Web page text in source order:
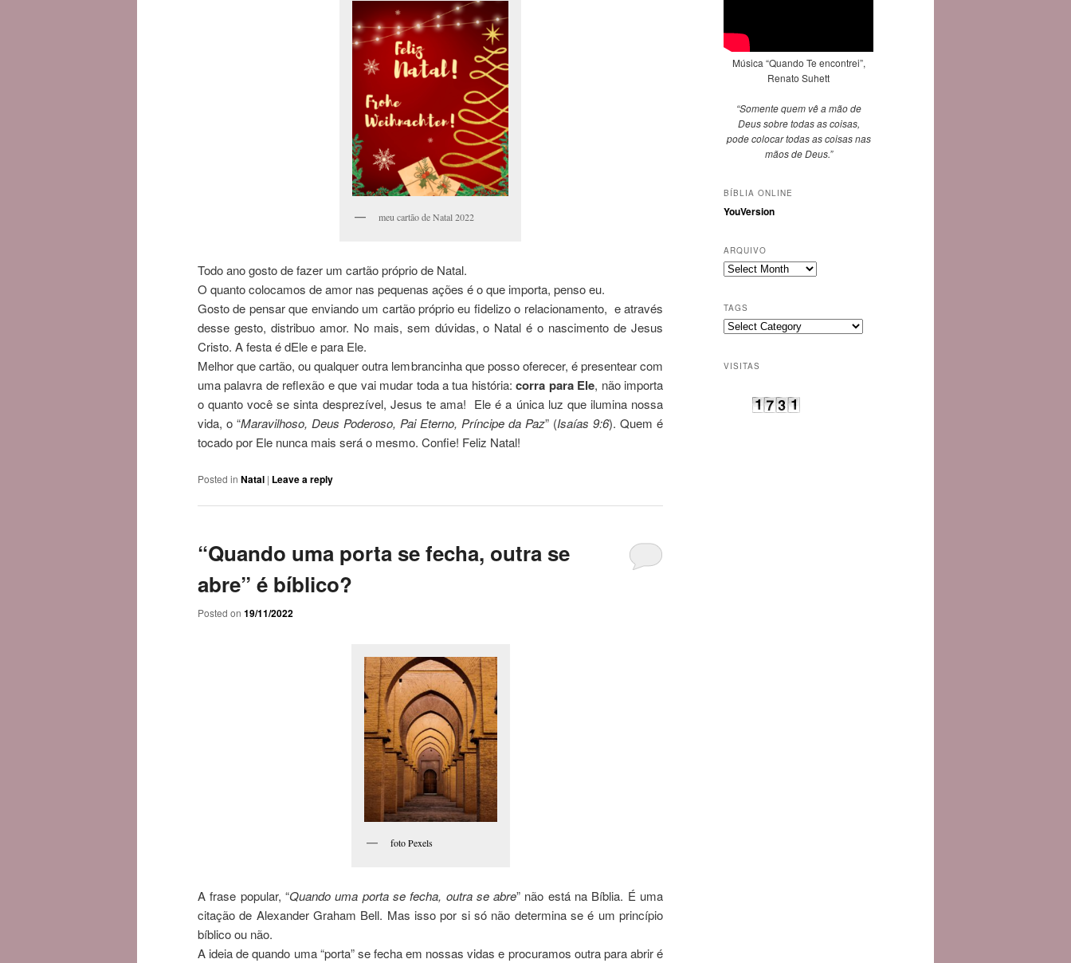
meu cartão de Natal 2022
Todo ano gosto de fazer um cartão próprio de Natal.
O quanto colocamos de amor nas pequenas ações é o que importa, penso eu.
Gosto de pensar que enviando um cartão próprio eu fidelizo o relacionamento, e através
desse gesto, distribuo amor. No mais, sem dúvidas, o Natal é o nascimento de Jesus
Cristo. A festa é dEle e para Ele.
Melhor que cartão, ou qualquer outra lembrancinha que posso oferecer, é presentear com
uma palavra de reflexão e que vai mudar toda a tua história:corra para Ele, não importa
o quanto você se sinta desprezível, Jesus te ama! Ele é a única luz que ilumina nossa
vida, o “Maravilhoso, Deus Poderoso, Pai Eterno, Príncipe da Paz” (Isaías 9:6). Quem é
tocado por Ele nunca mais será o mesmo. Confie! Feliz Natal!
Posted in Natal | Leave a reply
“Quando uma porta se fecha, outra se
abre” é bíblico?
Posted on 19/11/2022
foto Pexels
A frase popular, “Quando uma porta se fecha, outra se abre” não está na Bíblia. É uma
citação de Alexander Graham Bell. Mas isso por si só não determina se é um princípio
bíblico ou não.
A ideia de quando uma “porta” se fecha em nossas vidas e procuramos outra para abrir é
Música “Quando Te encontrei”,
Renato Suhett
“Somente quem vê a mão de
Deus sobre todas as coisas,
pode colocar todas as coisas nas
mãos de Deus.”
BÍBLIA ONLINE
YouVersion
ARQUIVO
Arquivo
TAGS
Tags
VISITAS